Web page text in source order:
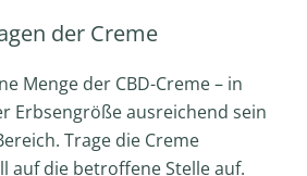
der Creme
Menge der CBD-Creme – in
Erbsengröße ausreichend sein
Trage die Creme
auf die betroffene Stelle auf.